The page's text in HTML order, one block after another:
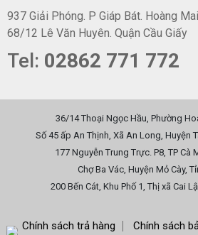
937 Giải Phóng. P Giáp Bát. Hoàng Mai
68/12 Lê Văn Huyên. Quận Cầu Giấy
Tel: 02862 771 772
Chính sách trả hàng Chính sách
36/14 Thoại Ngọc Hầu, Phường
Số 45 ấp An Thịnh, Xã An Long, Huyện
177 Nguyễn Trung Trực. P8, TP Cà
Chợ Ba Vác, Huyện Mỏ Cày,
200 Bến Cát, Khu Phố 1, Thị xã Cai